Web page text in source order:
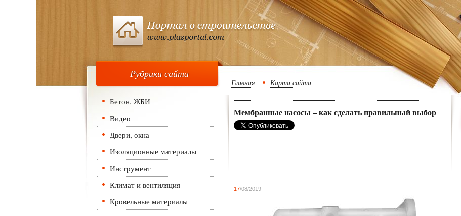
Рубрики сайта
Бетон, ЖБИ
Видео
Двери, окна
Изоляционные материалы
Инструмент
Климат и вентиляция
Кровельные материалы
Главная Карта сайта
Мембранные насосы – как сделать правильный выбор
17/08/2019